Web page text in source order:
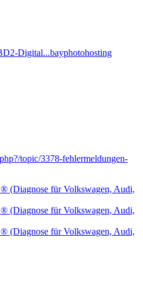
Digital...bayphotohosting
topic/3378-fehlermeldungen-